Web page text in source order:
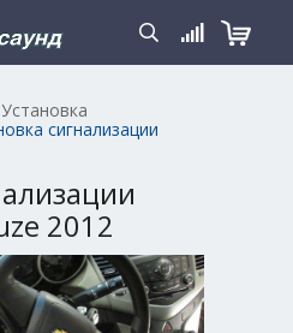
Установка
сигнализации
2012